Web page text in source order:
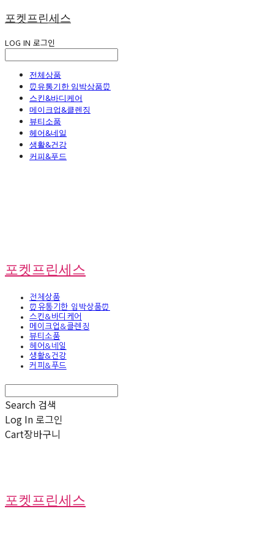
포켓프린세스
LOG IN 로그인
전체상품
⏰유통기한 임박상품⏰
스킨&바디케어
메이크업&클렌징
뷰티소품
헤어&네일
생활&건강
커피&푸드
포켓프린세스
전체상품
⏰유통기한 임박상품⏰
스킨&바디케어
메이크업&클렌징
뷰티소품
헤어&네일
생활&건강
커피&푸드
Search 검색
Log In 로그인
Cart장바구니
포켓프린세스